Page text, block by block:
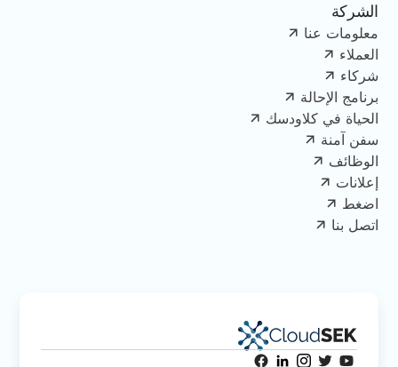
الشركة
معلومات عنا
العملاء
شركاء
برنامج الإحالة
الحياة في كلاودسك
سفن آمنة
الوظائف
إعلانات
اضغط
اتصل بنا